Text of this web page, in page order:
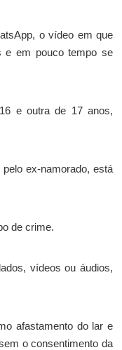
o vídeo em que
e em pouco tempo se
e outra de 17 anos,
ex-namorado, está
de crime.
vídeos ou áudios,
afastamento do lar e
o consentimento da